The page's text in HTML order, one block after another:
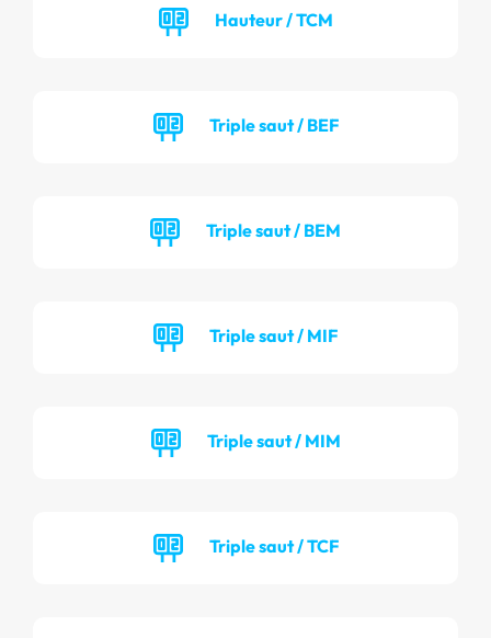
Hauteur / TCM
Triple saut / BEF
Triple saut / BEM
Triple saut / MIF
Triple saut / MIM
Triple saut / TCF